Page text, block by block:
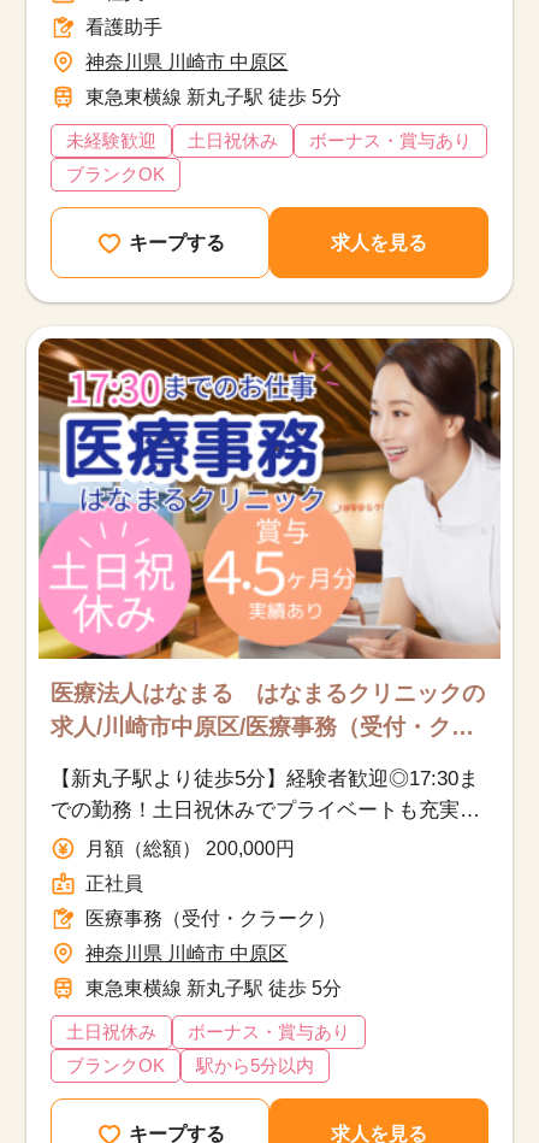
看護助手
神奈川県 川崎市 中原区
東急東横線 新丸子駅 徒歩 5分
未経験歓迎 土日祝休み
ボーナス・賞与あり
ブランクOK
キープする 求人を見る
医療法人はなまる はなまるクリニックの
求人/川崎市中原区/医療事務（受付・ク
【新丸子駅より徒歩5分】経験者歓迎◎17:30ま
での勤務！土日祝休みでプライベートも充実♪
クリニック受付事務
月額（総額） 200,000円
正社員
医療事務（受付・クラーク）
神奈川県 川崎市 中原区
東急東横線 新丸子駅 徒歩 5分
土日祝休み
ボーナス・賞与あり
ブランクOK
駅から5分以内
キープする 求人を見る